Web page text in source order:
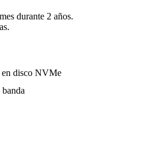
durante 2 años.
en disco NVMe